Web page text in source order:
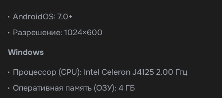
AndroidOS: 7.0+
Разрешение: 1024×600
Windows
Процессор (CPU): Intel Celeron J4125 2.00 Ггц
Оперативная память (ОЗУ): 4 ГБ